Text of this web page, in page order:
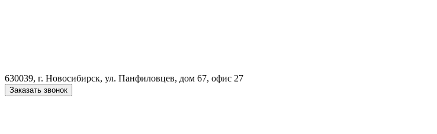
630039, г. Новосибирск, ул. Панфиловцев, дом 67, офис 27
Заказать звонок